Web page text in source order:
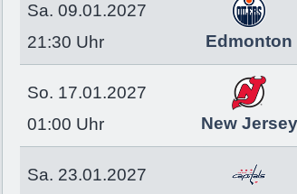
Sa. 09.01.2027
21:30 Uhr
Edmonton
So. 17.01.2027
01:00 Uhr
New Jersey
Sa. 23.01.2027